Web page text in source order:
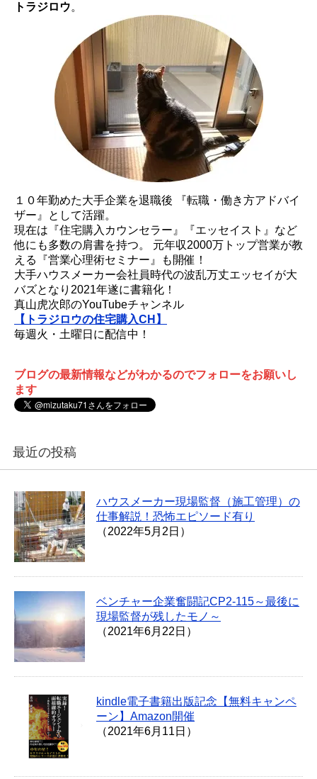
トラジロウ。
１０年勤めた大手企業を退職後 『転職・働き方アドバイ
ザー』として活躍。
現在は『住宅購入カウンセラー』『エッセイスト』など
他にも多数の肩書を持つ。 元年収2000万トップ営業が教
える『営業心理術セミナー』も開催！
大手ハウスメーカー会社員時代の波乱万丈エッセイが大
バズとなり2021年遂に書籍化！
真山虎次郎のYouTubeチャンネル
【トラジロウの住宅購入CH】
毎週火・土曜日に配信中！
ブログの最新情報などがわかるのでフォローをお願いし
ます
最近の投稿
ハウスメーカー現場監督（施工管理）の
仕事解説！恐怖エピソード有り
（2022年5月2日）
ベンチャー企業奮闘記CP2-115～最後に
現場監督が残したモノ～
（2021年6月22日）
kindle電子書籍出版記念【無料キャンペ
ーン】Amazon開催
（2021年6月11日）